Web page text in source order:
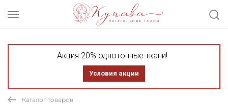
Акция 20% однотонные ткани!
Условия акции
Каталог товаров